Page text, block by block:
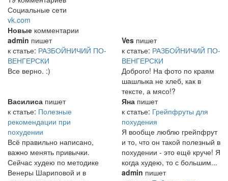
Социальные сети
vk.com
Новые комментарии
admin пишет
к статье: РАЗБОЙНИЧИЙ ПО-
ВЕНГЕРСКИ
Все верно. :)
Ves пишет
к статье: РАЗБОЙНИЧИЙ ПО-
ВЕНГЕРСКИ
Доброго! На фото по краям
шашлыка не хлеб, как в
тексте, а мясо!?
Василиса пишет
к статье: Полезные
рекомендации при
похудении
Всё правильно написано,
важно менять привычки.
Сейчас худею по методике
Венеры Шариповой и в
Яна пишет
к статье: Грейпфруты для
похудения
Я вообще люблю грейпфрут
и то, что он такой полезный в
похудении - это ещё круче! Я
когда худею, то с большим...
admin пишет